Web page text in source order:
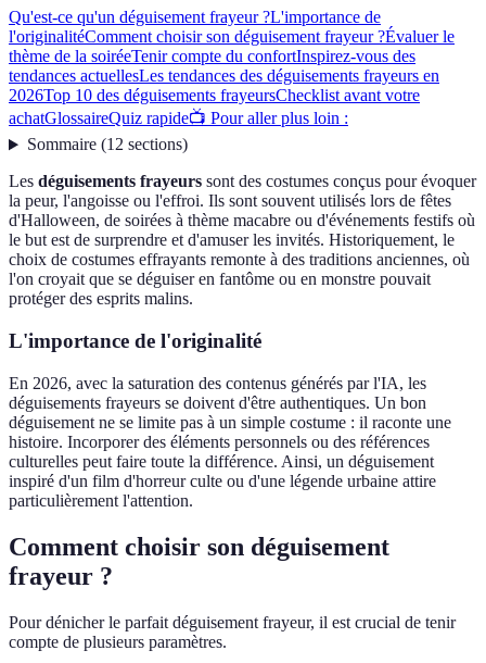
Qu'est-ce qu'un déguisement frayeur ?L'importance de
l'originalitéComment choisir son déguisement frayeur ?Évaluer le
thème de la soiréeTenir compte du confortInspirez-vous des
tendances actuellesLes tendances des déguisements frayeurs en
2026Top 10 des déguisements frayeursChecklist avant votre
achatGlossaireQuiz rapide📺 Pour aller plus loin :
Sommaire(12 sections)
Les déguisements frayeurs sont des costumes conçus pour évoquer
la peur, l'angoisse ou l'effroi. Ils sont souvent utilisés lors de fêtes
d'Halloween, de soirées à thème macabre ou d'événements festifs où
le but est de surprendre et d'amuser les invités. Historiquement, le
choix de costumes effrayants remonte à des traditions anciennes, où
l'on croyait que se déguiser en fantôme ou en monstre pouvait
protéger des esprits malins.
L'importance de l'originalité
En 2026, avec la saturation des contenus générés par l'IA, les
déguisements frayeurs se doivent d'être authentiques. Un bon
déguisement ne se limite pas à un simple costume : il raconte une
histoire. Incorporer des éléments personnels ou des références
culturelles peut faire toute la différence. Ainsi, un déguisement
inspiré d'un film d'horreur culte ou d'une légende urbaine attire
particulièrement l'attention.
Comment choisir son déguisement
frayeur ?
Pour dénicher le parfait déguisement frayeur, il est crucial de tenir
compte de plusieurs paramètres.